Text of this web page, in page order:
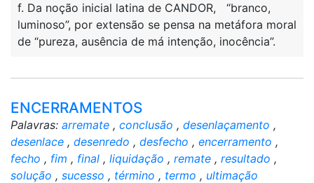
f. Da noção inicial latina de CANDOR, “branco,
luminoso”, por extensão se pensa na metáfora moral
de “pureza, ausência de má intenção, inocência”.
ENCERRAMENTOS
Palavras: arremate , conclusão , desenlaçamento ,
desenlace , desenredo , desfecho , encerramento ,
fecho , fim , final , liquidação , remate , resultado ,
solução , sucesso , término , termo , ultimação